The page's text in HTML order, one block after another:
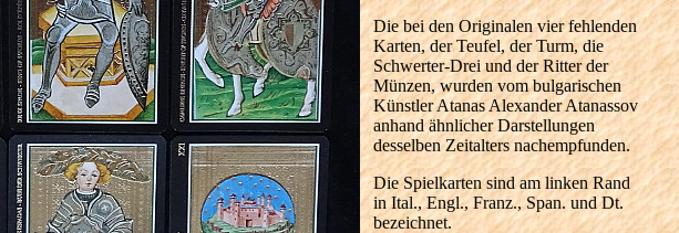
Die bei den Originalen vier fehlenden
Karten, der Teufel, der Turm, die
Schwerter-Drei und der Ritter der
Münzen, wurden vom bulgarischen
Künstler Atanas Alexander Atanassov
anhand ähnlicher Darstellungen
desselben Zeitalters nachempfunden.
Die Spielkarten sind am linken Rand
in Ital., Engl., Franz., Span. und Dt.
bezeichnet.